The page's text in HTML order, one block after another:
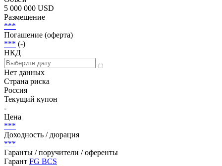
5 000 000 USD
Размещение
***
Погашение (оферта)
*** (-)
НКД
Нет данных
Страна риска
Россия
Текущий купон
-
Цена
***
Доходность / дюрация
***
Гаранты / поручители / оференты
Гарант FG BCS